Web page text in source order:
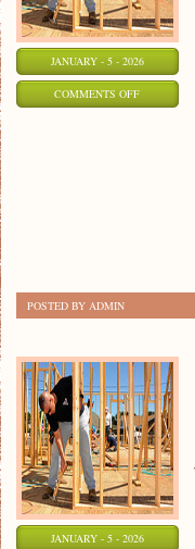
JANUARY - 5 - 2026
COMMENTS OFFON
POSTED BY ADMIN
JANUARY - 5 - 2026